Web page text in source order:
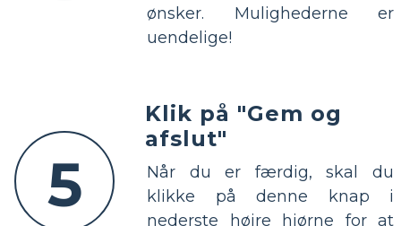
ønsker. Mulighederne er
uendelige!
5
Klik på "Gem og
afslut"
Når du er færdig, skal du
klikke på denne knap i
nederste højre hjørne for at